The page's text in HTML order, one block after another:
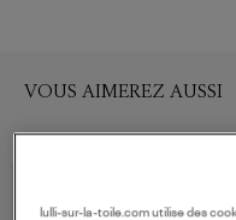
VOUS AIMEREZ AUSSI
lulli-sur-la-toile.com utilise des